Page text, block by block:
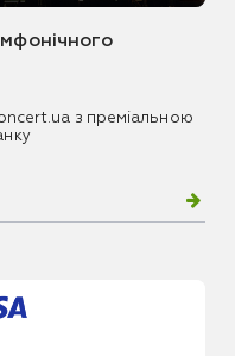
з преміальною